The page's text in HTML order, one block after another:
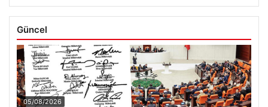
Güncel
05/08/2026